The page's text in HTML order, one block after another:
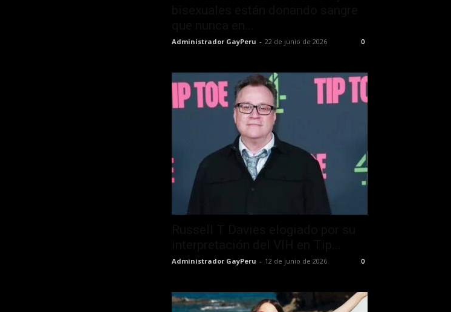
Administrador GayPeru - 22 de junio de 2026 0
Administrador GayPeru - 12 de junio de 2026 0